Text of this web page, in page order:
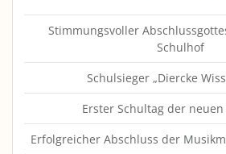
Stimmungsvoller
Schulhof
Schulsieger „Diercke
Erster Schultag der
Erfolgreicher Abschluss der